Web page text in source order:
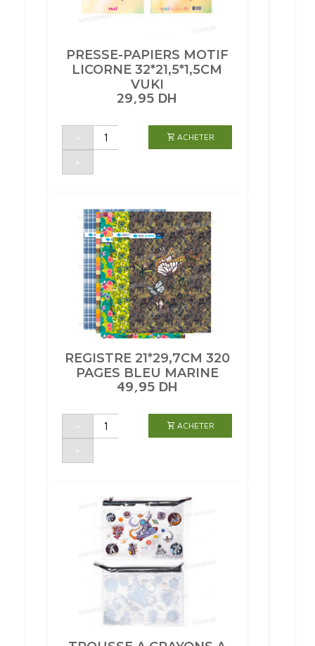
PRESSE-PAPIERS MOTIF
LICORNE 32*21,5*1,5CM
VUKI
29,95 DH
-
quantité
PRESSE-
LICORNE
+
ACHETER
REGISTRE 21*29,7CM 320
PAGES BLEU MARINE
49,95 DH
-
quantité
REGISTRE
PAGES
+
ACHETER